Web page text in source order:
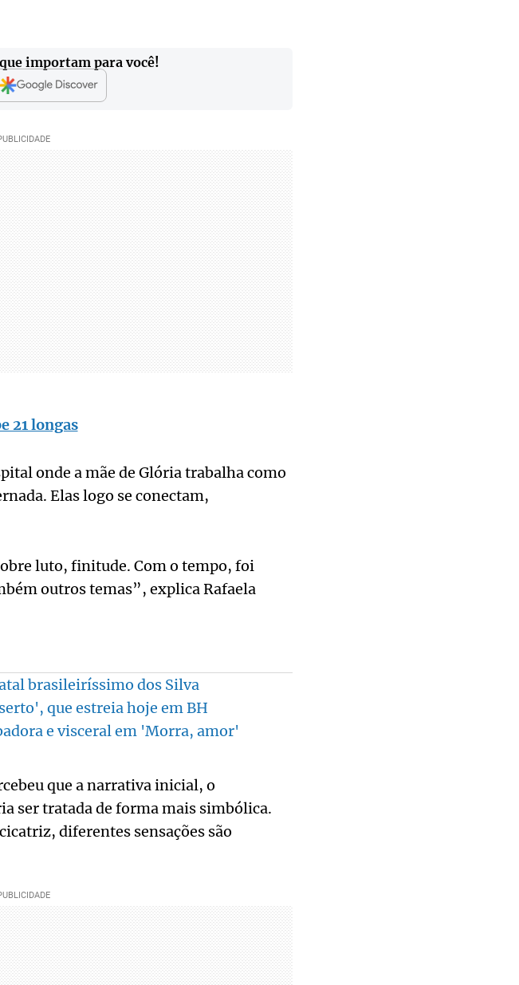
importam para você!
21 longas
onde a mãe de Glória trabalha como
Elas logo se conectam,
luto, finitude. Com o tempo, foi
outros temas”, explica Rafaela
brasileiríssimo dos Silva
que estreia hoje em BH
e visceral em 'Morra, amor'
que a narrativa inicial, o
ser tratada de forma mais simbólica.
diferentes sensações são